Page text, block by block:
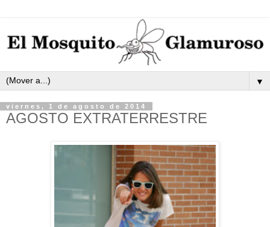
▼
viernes, 1 de agosto de 2014
AGOSTO EXTRATERRESTRE